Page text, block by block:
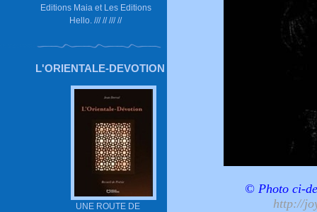
Editions Maia et Les Editions
Hello. /// // /// //
L'ORIENTALE-DEVOTION
UNE ROUTE DE
© Photo ci-
http://